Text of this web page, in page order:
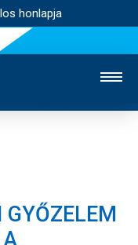
honlapja
STADION
GYŐZELEM